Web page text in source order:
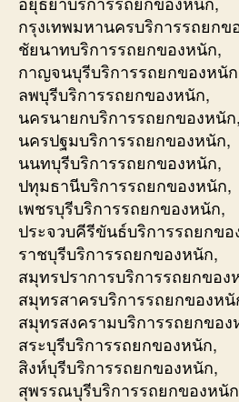
กรุงเทพมหานครบริการรถยกข
ชัยนาทบริการรถยกของหนัก,
กาญจนบุรีบริการรถยกของหนั
ลพบุรีบริการรถยกของหนัก,
นครนายกบริการรถยกของหนัก,
นครปฐมบริการรถยกของหนัก,
นนทบุรีบริการรถยกของหนัก,
ปทุมธานีบริการรถยกของหนัก,
เพชรบุรีบริการรถยกของหนัก,
ประจวบคีรีขันธ์บริการรถยกข
ราชบุรีบริการรถยกของหนัก,
สมุทรปราการบริการรถยกของ
สมุทรสาครบริการรถยกของหนั
สมุทรสงครามบริการรถยกของ
สระบุรีบริการรถยกของหนัก,
สิงห์บุรีบริการรถยกของหนัก,
สุพรรณบุรีบริการรถยกของหนั